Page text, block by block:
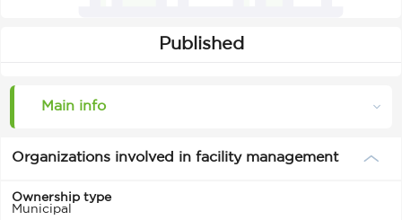
Published
Main info
Organizations involved in facility management
Ownership type
Municipal